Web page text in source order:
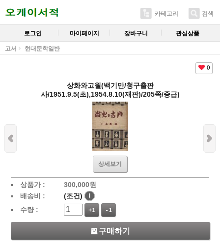
카테고리 검색
로그인 마이페이지 장바구니 관심상품
고서 현대문학일반
0
상화와고월(백기만/청구출판
사/1951.9.5(초),1954.8.10(재판)/205쪽/중급)
상세보기
상품가 : 300,000원
배송비 :
(조건)
!
수량 :
+1 -1
구매하기